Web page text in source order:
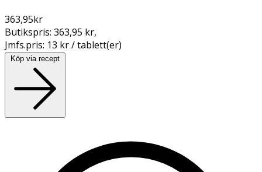
363,95kr
Butikspris: 363,95 kr,
Jmfs.pris: 13 kr / tablett(er)
Köp via recept